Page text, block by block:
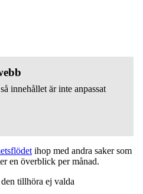
innehållet är inte anpassat
ihop med andra saker som
en överblick per månad.
tillhöra ej valda